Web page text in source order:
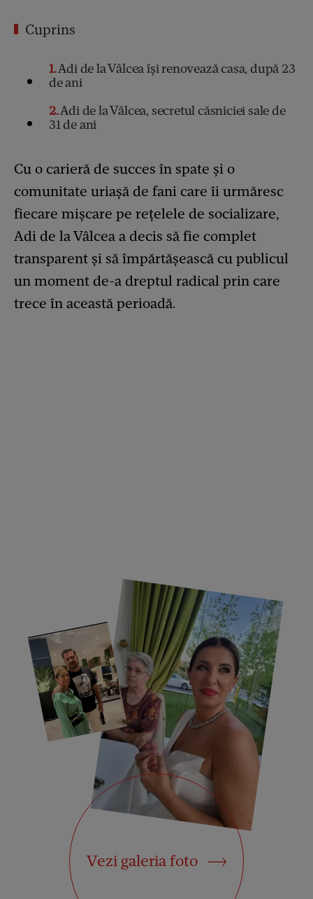
Cuprins
1Adi de la Vâlcea își renovează casa, după 23
de ani
2Adi de la Vâlcea, secretul căsniciei sale de
31 de ani
Cu o carieră de succes în spate și o
comunitate uriașă de fani care îi urmăresc
fiecare mișcare pe rețelele de socializare,
Adi de la Vâlcea a decis să fie complet
transparent și să împărtășească cu publicul
un moment de-a dreptul radical prin care
trece în această perioadă.
Vezi galeria foto